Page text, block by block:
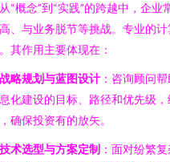
“概念”到“实践”的跨越中，企
、与业务脱节等挑战。专业的
其作用主要体现在：
略规划与蓝图设计 ：咨询顾问
化建设的目标、路径和优先级
确保投资有的放矢。
术选型与方案定制 ：面对纷繁